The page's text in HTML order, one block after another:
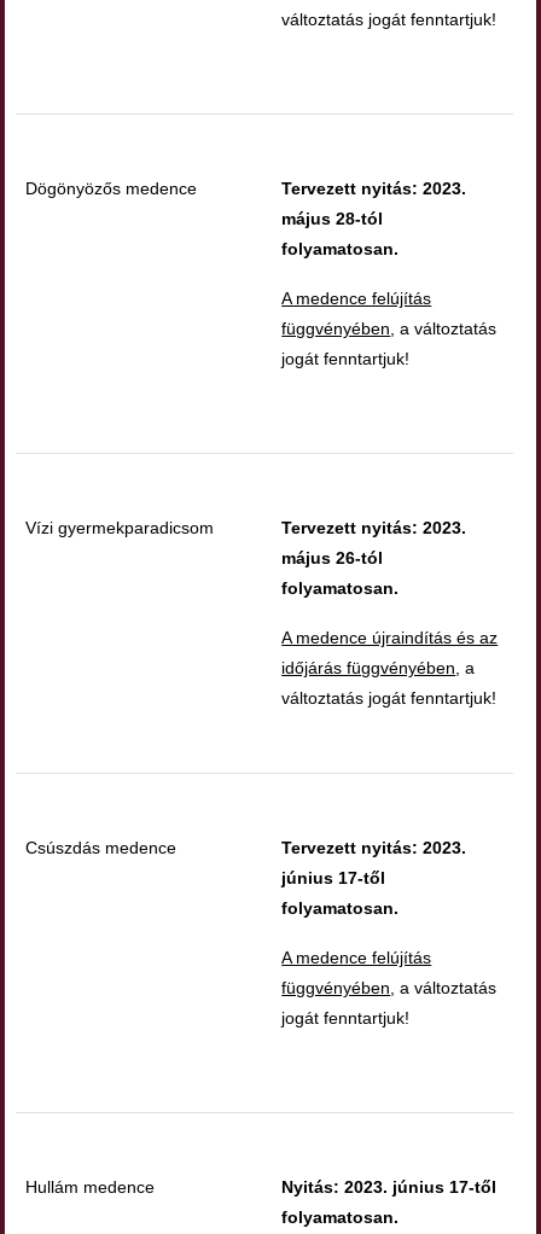
változtatás jogát fenntartjuk!
Dögönyözős medence
Tervezett nyitás: 2023.
május 28-tól
folyamatosan.
A medence felújítás
függvényében , a változtatás
jogát fenntartjuk!
Vízi gyermekparadicsom
Tervezett nyitás: 2023.
május 26-tól
folyamatosan.
A medence újraindítás és az
időjárás függvényében , a
változtatás jogát fenntartjuk!
Csúszdás medence
Tervezett nyitás: 2023.
június 17-től
folyamatosan.
A medence felújítás
függvényében , a változtatás
jogát fenntartjuk!
Hullám medence
Nyitás: 2023. június 17-től
folyamatosan.